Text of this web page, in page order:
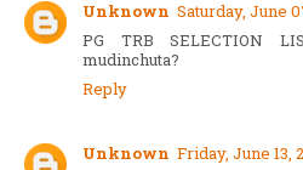
Unknown Saturday, June
PG TRB SELECTION
mudinchuta?
Reply
Unknown Friday, June 13,